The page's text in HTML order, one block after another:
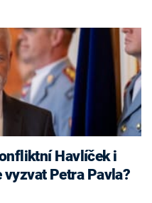
Petra Pavla?